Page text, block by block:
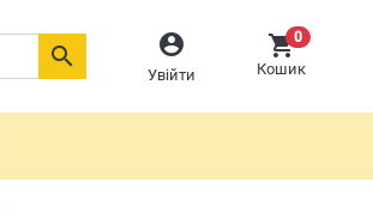

Увійти
0
Кошик
